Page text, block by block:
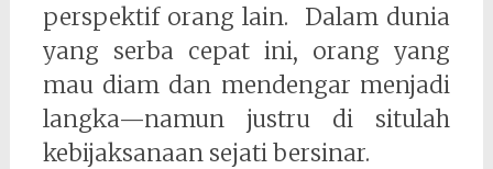
perspektif orang lain. Dalam dunia
yang serba cepat ini, orang yang
mau diam dan mendengar menjadi
langka—namun justru di situlah
kebijaksanaan sejati bersinar.